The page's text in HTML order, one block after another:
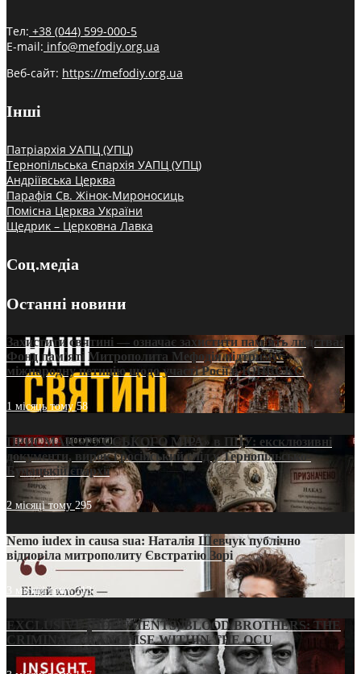
Тел: +38 (044) 599-000-5
E-mail: info@mefodiy.org.ua
Веб-сайт: https://mefodiy.org.ua
Інші
Патріархія УАПЦ (УПЦ)
Тернопільська Єпархія УАПЦ (УПЦ)
Андріївська Церква
Парафія Св. Жінок-Мироносиць
Помісна Церква України
Щедрик – Церковна Лавка
Соц.медіа
Останні новини
Захистити святині — означає захистити пам’ять людства:
Фонд пам’яті Митрополита Мефодія підтримує
міжнародну петицію щодо участі Росії в ЮНЕСКО
1 місяць тому58
ПРИСМАК «РУССЬКОГО МІРА» в ПЦУ: ексклюзивні
документи, вирок і російський слід у Тернопільсько-
Бучацькій єпархії
2 місяці тому 295
Nemo iudex in causa sua: Наталія Шевчук публічно
відповіла митрополиту Євстратію Зорі
3 місяці тому213
EXCLUSIVE (DOCUMENTS)/BLOOD BROTHERS: THE
CRIMINAL FRANCHISE WITHIN THE OCU